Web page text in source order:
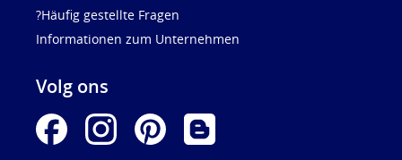
?Häufig gestellte Fragen
Informationen zum Unternehmen
Volg ons